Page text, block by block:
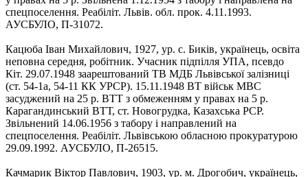
спецпоселення. Реабіліт. Львів. обл. прок. 4.11.1993.
АУСБУЛО, П-31072.
Кацюба Іван Михайлович, 1927, ур. с. Биків, українець, освіта
неповна середня, робітник. Учасник підпілля УПА, псевдо
Кіт. 29.07.1948 заарештований ТВ МДБ Львівської залізниці
(ст. 54‑1а, 54‑11 КК УРСР). 15.11.1948 ВТ військ МВС
засуджений на 25 р. ВТТ з обмеженням у правах на 5 р.
Карагандинський ВТТ, ст. Новогрудка, Казахська РСР.
Звільнений 14.06.1956 з табору і направлений на
спецпоселення. Реабіліт. Львівською обласною прокуратурою
29.09.1992. АУСБУЛО, П-26515.
Качмарик Віктор Павлович, 1903, ур. м. Дрогобич, українець,